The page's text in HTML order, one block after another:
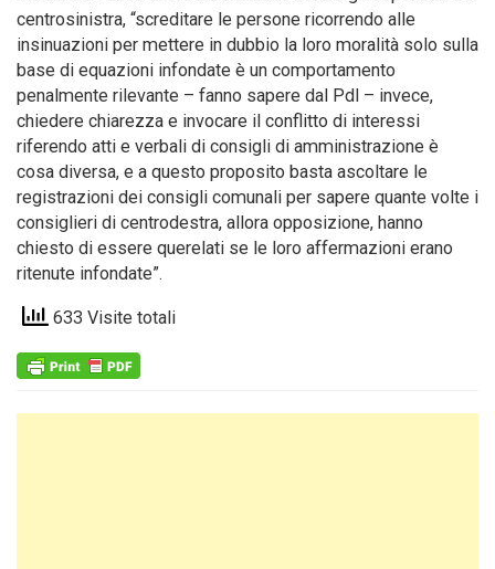
centrosinistra, “screditare le persone ricorrendo alle
insinuazioni per mettere in dubbio la loro moralità solo sulla
base di equazioni infondate è un comportamento
penalmente rilevante – fanno sapere dal Pdl – invece,
chiedere chiarezza e invocare il conflitto di interessi
riferendo atti e verbali di consigli di amministrazione è
cosa diversa, e a questo proposito basta ascoltare le
registrazioni dei consigli comunali per sapere quante volte i
consiglieri di centrodestra, allora opposizione, hanno
chiesto di essere querelati se le loro affermazioni erano
ritenute infondate”.
633 Visite totali